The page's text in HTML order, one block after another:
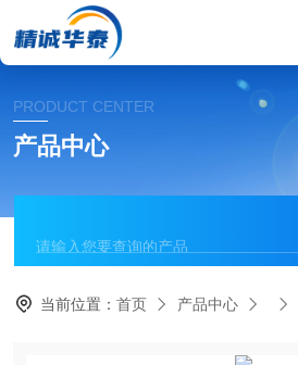
PRODUCT CENTER
产品中心
当前位置：首页 产品中心